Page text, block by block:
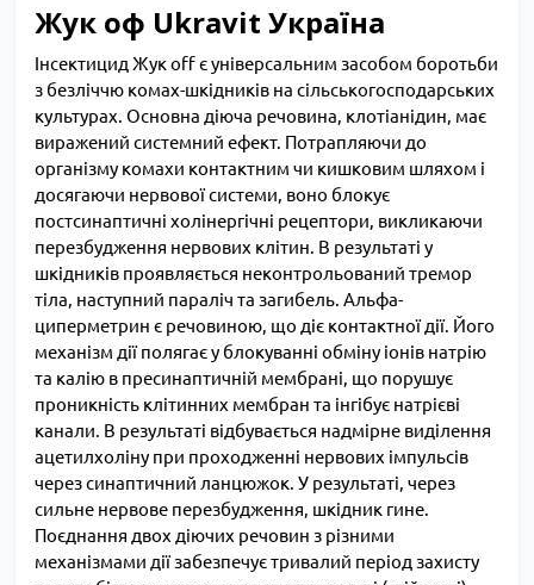
Жук оф Ukravit Україна
Інсектицид Жук off є універсальним засобом боротьби
з безліччю комах-шкідників на сільськогосподарських
культурах. Основна діюча речовина, клотіанідин, має
виражений системний ефект. Потрапляючи до
організму комахи контактним чи кишковим шляхом і
досягаючи нервової системи, воно блокує
постсинаптичні холінергічні рецептори, викликаючи
перезбудження нервових клітин. В результаті у
шкідників проявляється неконтрольований тремор
тіла, наступний параліч та загибель. Альфа-
циперметрин є речовиною, що діє контактної дії. Його
механізм дії полягає у блокуванні обміну іонів натрію
та калію в пресинаптичній мембрані, що порушує
проникність клітинних мембран та інгібує натрієві
канали. В результаті відбувається надмірне виділення
ацетилхоліну при проходженні нервових імпульсів
через синаптичний ланцюжок. У результаті, через
сильне нервове перезбудження, шкідник гине.
Поєднання двох діючих речовин з різними
механізмами дії забезпечує тривалий період захисту